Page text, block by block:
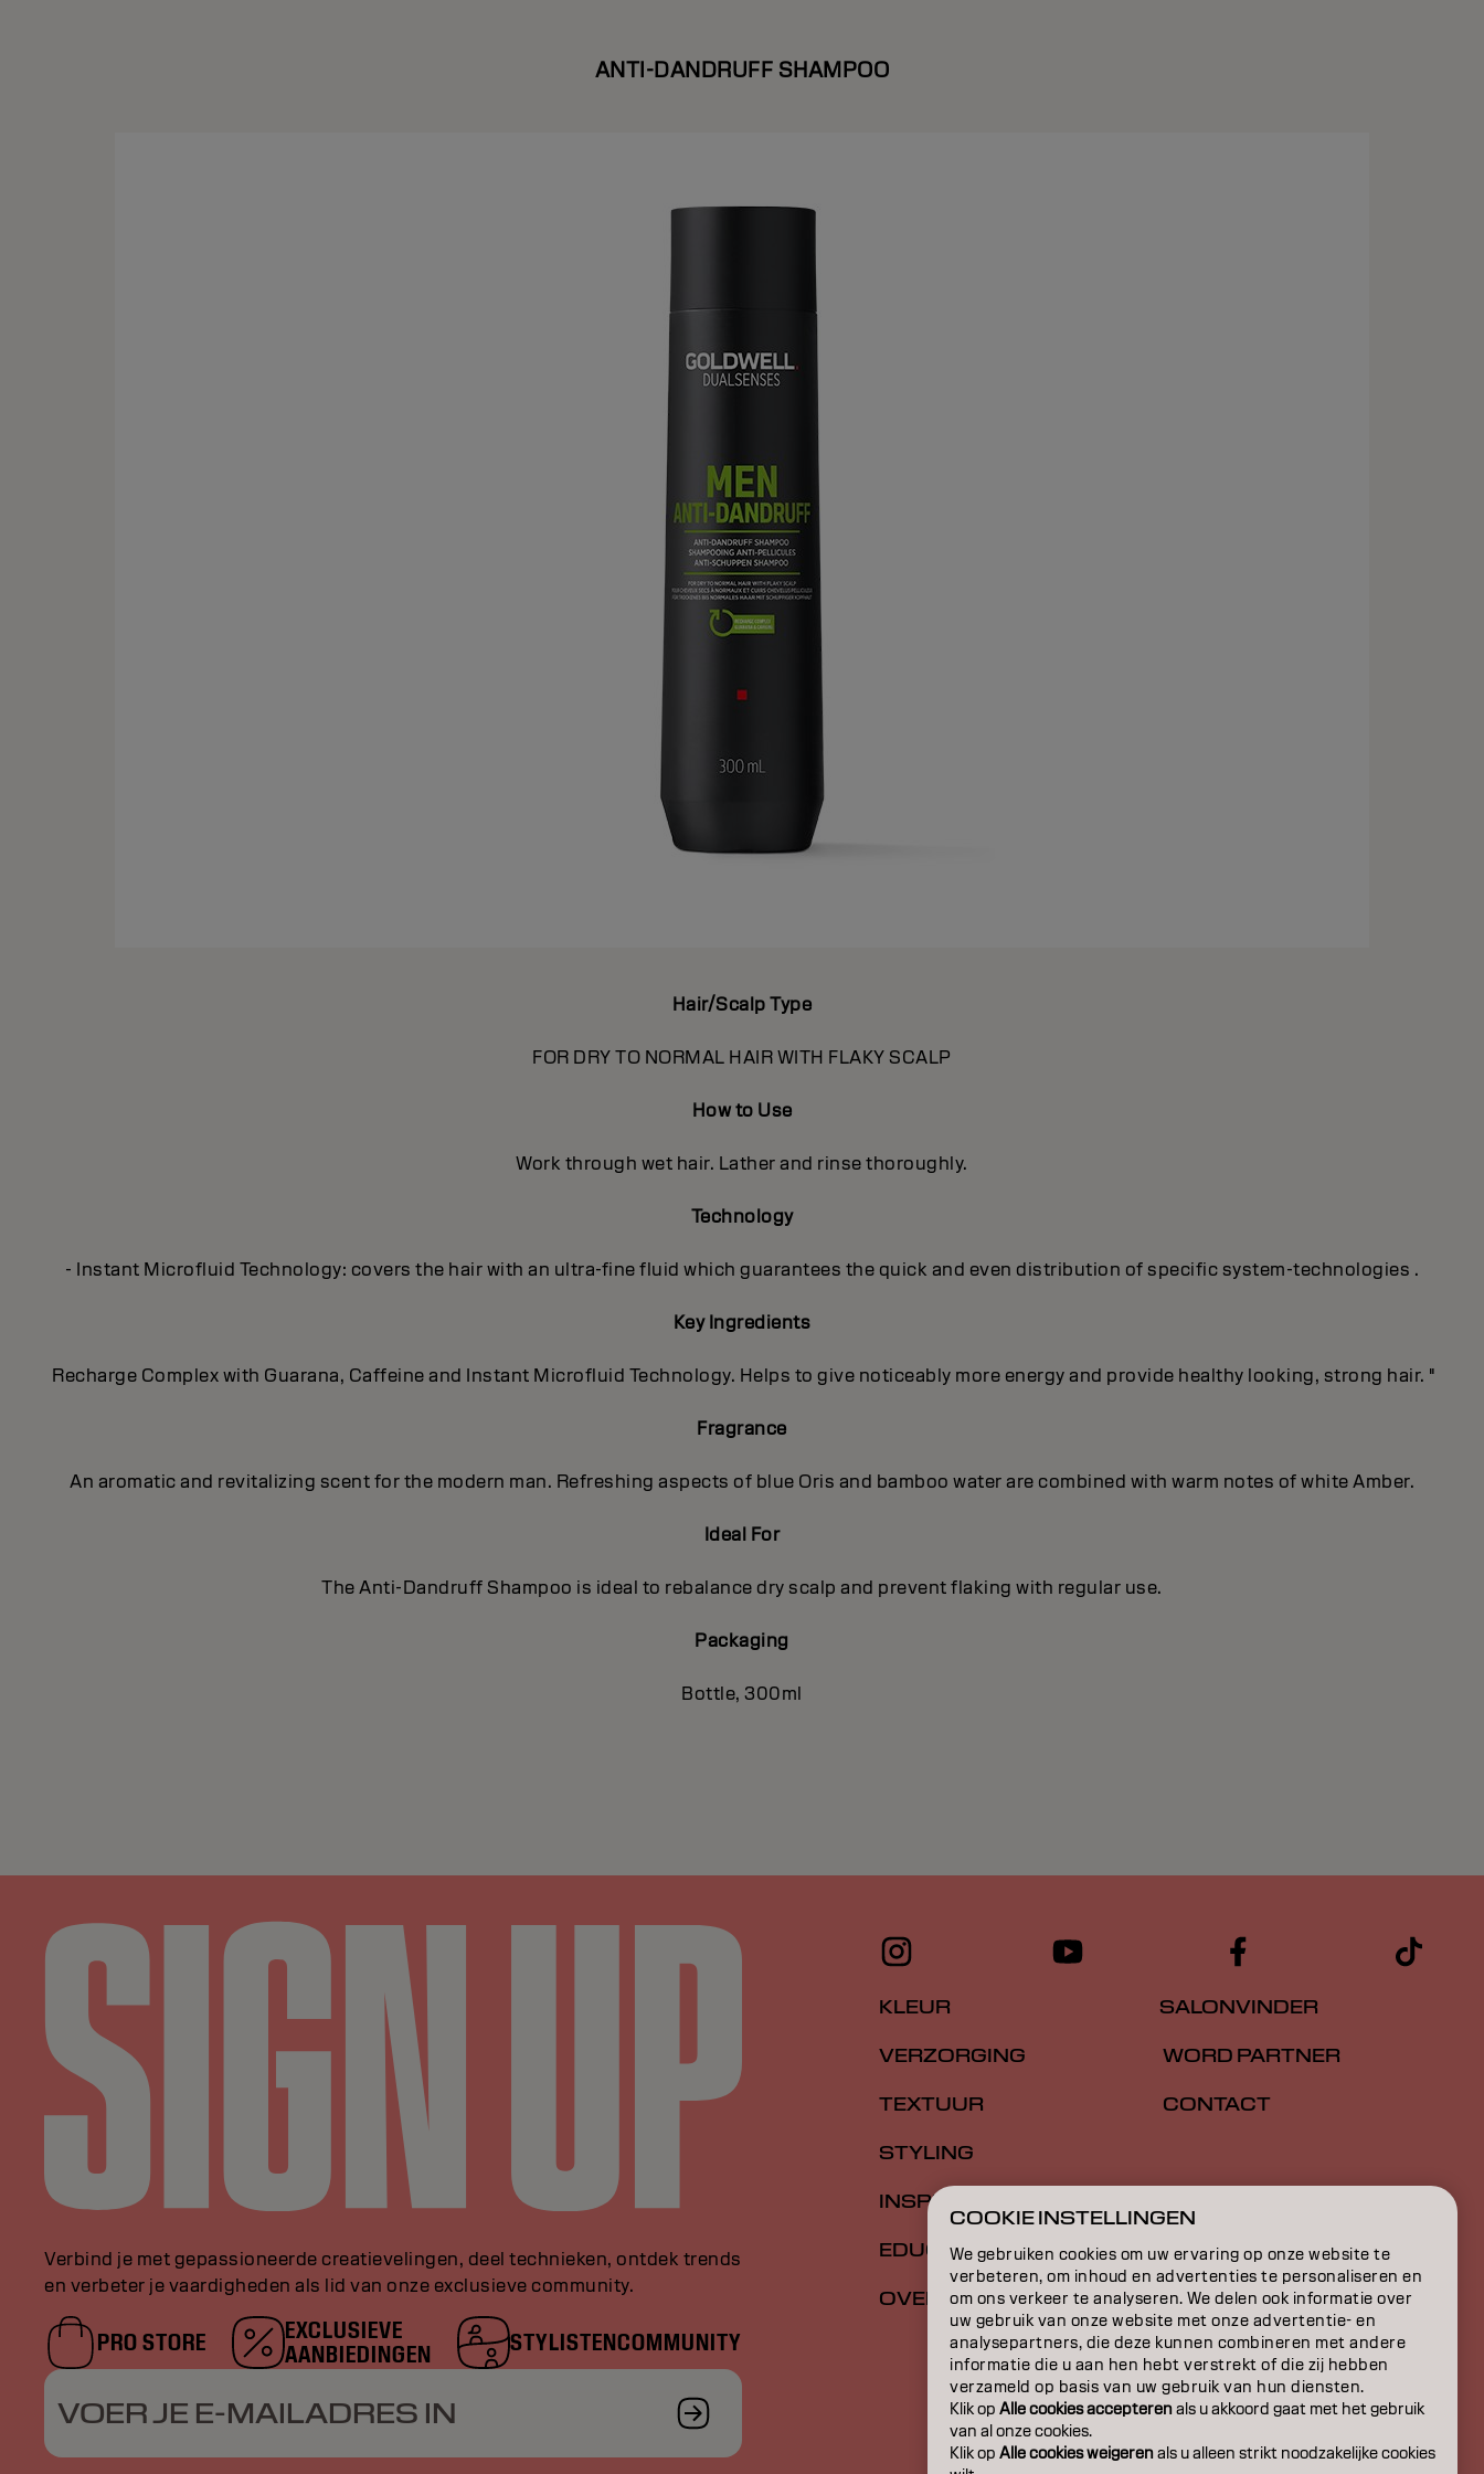
ANTI-DANDRUFF SHAMPOO
Hair/Scalp Type
FOR DRY TO NORMAL HAIR WITH FLAKY SCALP
How to Use
Work through wet hair. Lather and rinse thoroughly.
Technology
- Instant Microfluid Technology: covers the hair with an ultra-fine fluid which guarantees the quick and even distribution of specific system-technologies .
Key Ingredients
Recharge Complex with Guarana, Caffeine and Instant Microfluid Technology. Helps to give noticeably more energy and provide healthy looking, strong hair. "
Fragrance
An aromatic and revitalizing scent for the modern man. Refreshing aspects of blue Oris and bamboo water are combined with warm notes of white Amber.
Ideal For
The Anti-Dandruff Shampoo is ideal to rebalance dry scalp and prevent flaking with regular use.
Packaging
Bottle, 300ml
Verbind je met gepassioneerde creatievelingen, deel technieken, ontdek trends
en verbeter je vaardigheden als lid van onze exclusieve community.
PRO STORE
EXCLUSIEVE
AANBIEDINGEN
STYLISTENCOMMUNITY
VOER JE E-MAILADRES IN
KLEUR
VERZORGING
TEXTUUR
STYLING
INSPIRATIE
EDUCATION
OVER
SALONVINDER
WORD PARTNER
CONTACT
COOKIE INSTELLINGEN
We gebruiken cookies om uw ervaring op onze website te
verbeteren, om inhoud en advertenties te personaliseren en
om ons verkeer te analyseren. We delen ook informatie over
uw gebruik van onze website met onze advertentie- en
analysepartners, die deze kunnen combineren met andere
informatie die u aan hen hebt verstrekt of die zij hebben
verzameld op basis van uw gebruik van hun diensten.
Klik op Alle cookies accepterenals u akkoord gaat met het gebruik
van al onze cookies.
Klik op Alle cookies weigerenals u alleen strikt noodzakelijke cookies